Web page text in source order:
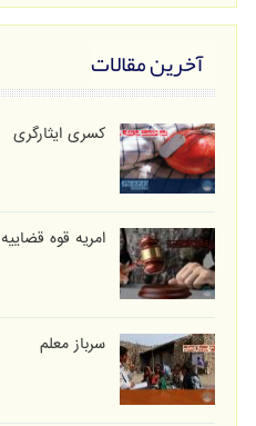
آخرین مقالات
کسری ایثارگری
امریه قوه قضاییه
سرباز معلم